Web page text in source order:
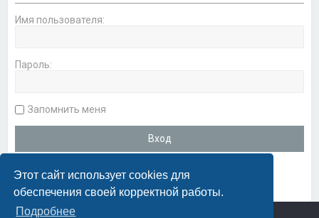
Этот сайт использует cookies для
обеспечения своей корректной работы.
Подробнее
Имя пользователя:
Пароль:
Запомнить меня